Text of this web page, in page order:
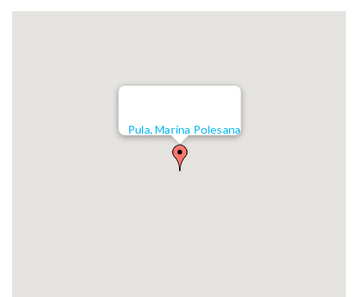
Pula, Marina Polesana